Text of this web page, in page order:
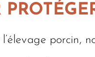
porcin,